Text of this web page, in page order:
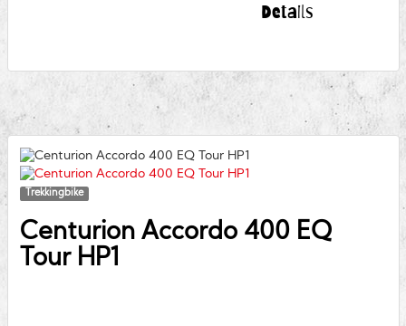
Details
Trekkingbike
CenturionAccordo 400 EQ
Tour HP1